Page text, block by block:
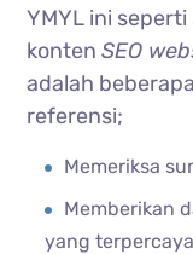
YMYL ini
kontenSEO
adalah
referensi;
Memeriksa
Memberikan
yang